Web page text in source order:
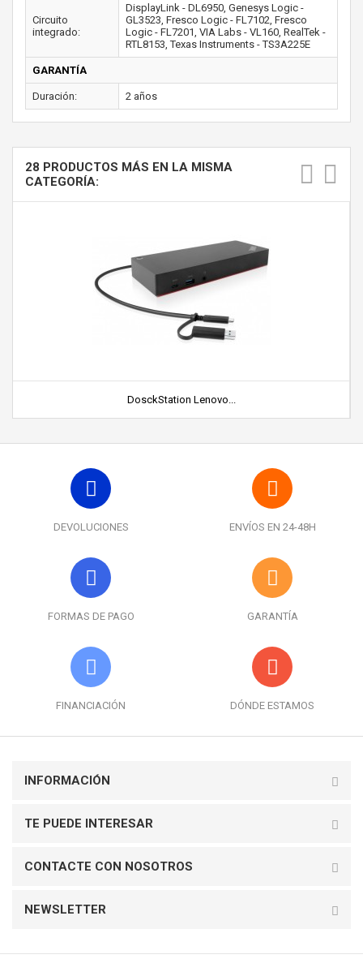
Circuito
integrado:
DisplayLink - DL6950, Genesys Logic -
GL3523, Fresco Logic - FL7102, Fresco
Logic - FL7201, VIA Labs - VL160, RealTek -
RTL8153, Texas Instruments - TS3A225E
GARANTÍA
Duración: 2 años
28 PRODUCTOS MÁS EN LA MISMA
CATEGORÍA:
DosckStation Lenovo...
DEVOLUCIONES ENVÍOS EN 24-48H
FORMAS DE PAGO GARANTÍA
FINANCIACIÓN DÓNDE ESTAMOS
INFORMACIÓN
TE PUEDE INTERESAR
CONTACTE CON NOSOTROS
NEWSLETTER